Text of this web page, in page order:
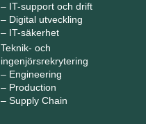
– IT-support och drift
– Digital utveckling
– IT-säkerhet
Teknik- och
ingenjörsrekrytering
– Engineering
– Production
– Supply Chain